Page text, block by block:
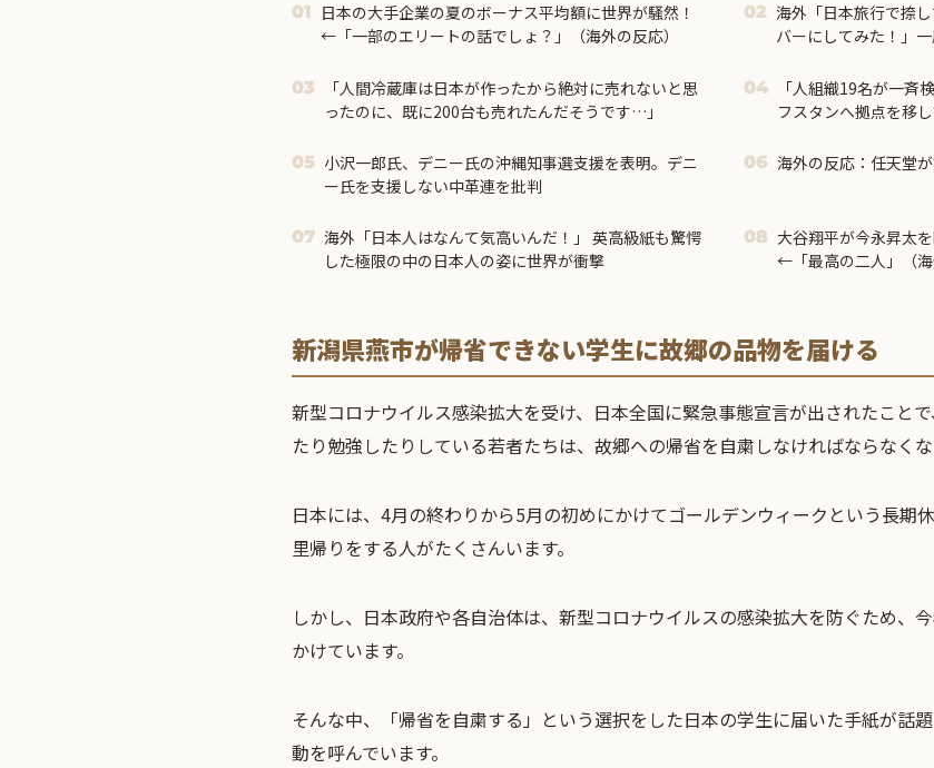
01
日本の大手企業の夏のボーナス平均額に世界が騒然！
←「一部のエリートの話でしょ？」（海外の反応）
02 海外「日本旅行で捺
バーにしてみた！」
03
「人間冷蔵庫は日本が作ったから絶対に売れないと思
ったのに、既に200台も売れたんだそうです…」
04
「人組織19名が一斉
フスタンへ拠点を移
05 小沢一郎氏、デニー氏の沖縄知事選支援を表明。デニ
ー氏を支援しない中革連を批判
06 海外の反応：任天堂
07 海外「日本人はなんて気高いんだ！」 英高級紙も驚愕
した極限の中の日本人の姿に世界が衝撃
08 大谷翔平が今永昇太
←「最高の二人」（海
新潟県燕市が帰省できない学生に故郷の品物を届ける
新型コロナウイルス感染拡大を受け、日本全国に緊急事態宣言が出されたこと
たり勉強したりしている若者たちは、故郷への帰省を自粛しなければならなくな
日本には、4月の終わりから5月の初めにかけてゴールデンウィークという長期
里帰りをする人がたくさんいます。
しかし、日本政府や各自治体は、 新型コロナウイルスの感染拡大を防ぐため、
かけています。
そんな中、「帰省を自粛する」という選択をした日本の学生に届いた手紙が話
動を呼んでいます。